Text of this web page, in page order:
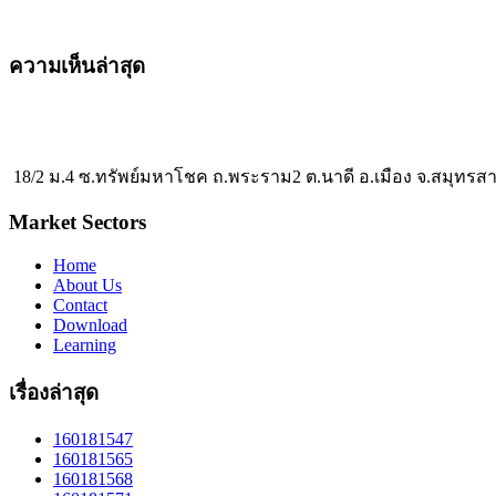
ความเห็นล่าสุด
18/2 ม.4 ซ.ทรัพย์มหาโชค ถ.พระราม2 ต.นาดี อ.เมือง จ.สมุทรส
Market Sectors
Home
About Us
Contact
Download
Learning
เรื่องล่าสุด
160181547
160181565
160181568